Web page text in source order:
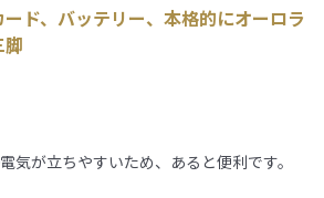
ド、バッテリー、 本格的にオーロラ
脚
気が立ちやすいため、あると便利です。